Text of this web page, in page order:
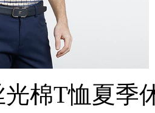
棉T恤夏季